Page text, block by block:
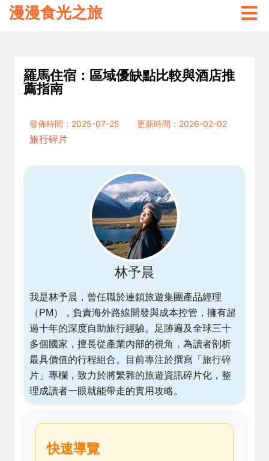
漫漫食光之旅
羅馬住宿：區域優缺點比較與酒店推
薦指南
發佈時間：2025-07-25
更新時間：2026-02-02
旅行碎片
林予晨
我是林予晨，曾任職於連鎖旅遊集團產品經理
（PM），負責海外路線開發與成本控管，擁有超
過十年的深度自助旅行經驗。足跡遍及全球三十
多個國家，擅長從產業內部的視角，為讀者剖析
最具價值的行程組合。目前專注於撰寫「旅行碎
片」專欄，致力於將繁雜的旅遊資訊碎片化，整
理成讀者一眼就能帶走的實用攻略。
快速導覽